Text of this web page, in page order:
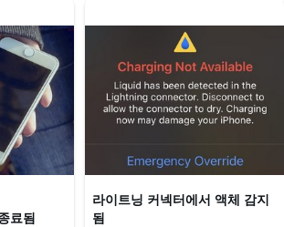
료됨
라이트닝 커넥터에서 액체 감지
됨